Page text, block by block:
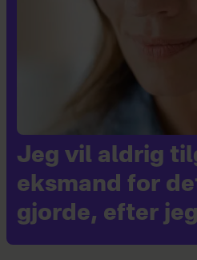
Jeg vil aldrig
eksmand for
gjorde, efter